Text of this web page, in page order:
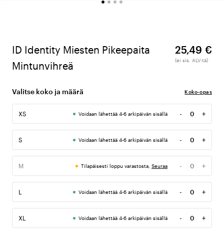
ID Identity Miesten Pikeepaita
Mintunvihreä
25,49 €
(ei sis. ALV:tä)
Valitse koko ja määrä Koko-opas
XS Voidaan lähettää 4-6 arkipäivän sisällä -
Määrä
+
S Voidaan lähettää 4-6 arkipäivän sisällä -
Määrä
+
M Tilapäisesti loppu varastosta, Seuraa -
Määrä
+
L Voidaan lähettää 4-6 arkipäivän sisällä -
Määrä
+
XL Voidaan lähettää 4-6 arkipäivän sisällä -
Määrä
+